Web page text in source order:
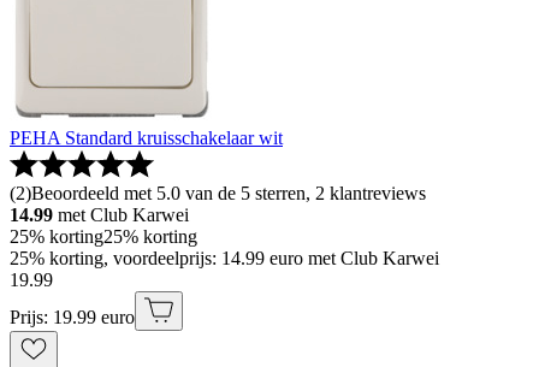
PEHA Standard kruisschakelaar wit
(2)Beoordeeld met 5.0 van de 5 sterren, 2 klantreviews
14.99 met Club Karwei
25% korting25% korting
25% korting, voordeelprijs: 14.99 euro met Club Karwei
19.99
Prijs: 19.99 euro